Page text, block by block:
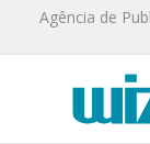
Agência de